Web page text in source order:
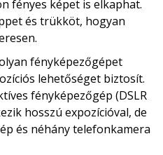
fényes képet is elkaphat.
és trükköt, hogyan
fényképezőgépet
lehetőséget biztosít.
fényképezőgép (DSLR
hosszú expozícióval, de
és néhány telefonkamera